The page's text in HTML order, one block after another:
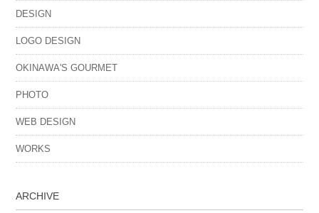
DESIGN
LOGO DESIGN
OKINAWA'S GOURMET
PHOTO
WEB DESIGN
WORKS
ARCHIVE